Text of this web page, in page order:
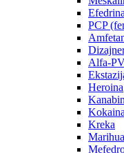
Efedrina
PCP
Alfa-
Heroina
Kokaina
Kreka